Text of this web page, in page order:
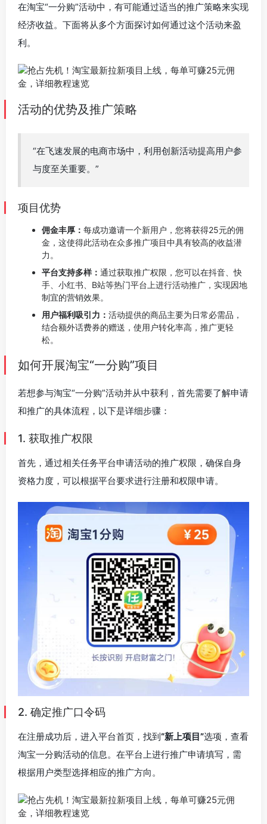
在淘宝“一分购”活动中，有可能通过适当的推广策略来实现
经济收益。下面将从多个方面探讨如何通过这个活动来盈
利。
活动的优势及推广策略
“在飞速发展的电商市场中，利用创新活动提高用户参
与度至关重要。”
项目优势
佣金丰厚： 每成功邀请一个新用户，您将获得25元的佣
金，这使得此活动在众多推广项目中具有较高的收益潜
力。
平台支持多样： 通过获取推广权限，您可以在抖音、快
手、小红书、B站等热门平台上进行活动推广，实现因地
制宜的营销效果。
用户福利吸引力： 活动提供的商品主要为日常必需品，
结合额外话费券的赠送，使用户转化率高，推广更轻
松。
如何开展淘宝“一分购”项目
若想参与淘宝“一分购”活动并从中获利，首先需要了解申请
和推广的具体流程，以下是详细步骤：
1. 获取推广权限
首先，通过相关任务平台申请活动的推广权限，确保自身
资格力度，可以根据平台要求进行注册和权限申请。
2. 确定推广口令码
在注册成功后，进入平台首页，找到“新上项目”选项，查看
淘宝一分购活动的信息。在平台上进行推广申请填写，需
根据用户类型选择相应的推广方向。